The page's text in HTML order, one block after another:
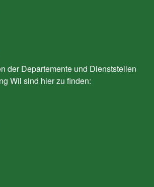
der Departemente und Dienststellen
Wil sind hier zu finden: